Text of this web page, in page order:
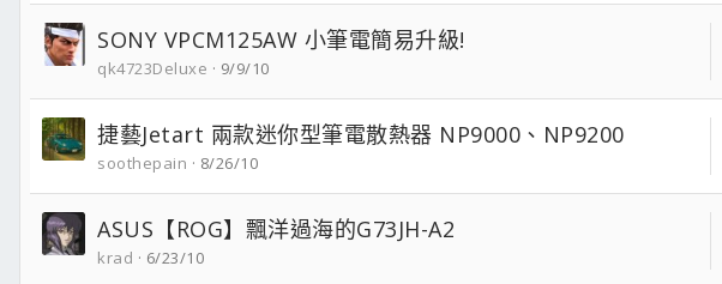
SONY VPCM125AW 小筆電簡易升級!
qk4723Deluxe 9/9/10
捷藝Jetart 兩款迷你型筆電散熱器 NP9000、NP9200
soothepain 8/26/10
ASUS【ROG】飄洋過海的G73JH-A2
krad 6/23/10